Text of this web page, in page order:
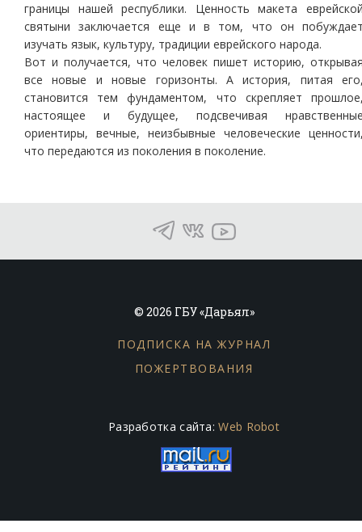
границы нашей республики. Ценность макета
святыни заключается еще и в том, что он
изучать язык, культуру, традиции еврейского народа.
Вот и получается, что человек пишет историю,
все новые и новые горизонты. А история, питая
становится тем фундаментом, что скрепляет
настоящее и будущее, подсвечивая
ориентиры, вечные, неизбывные человеческие
что передаются из поколения в поколение.
© 2026 ГБУ «Дарьял»
ПОДПИСКА НА ЖУРНАЛ
ПОЖЕРТВОВАНИЯ
Разработка сайта:Web Robot